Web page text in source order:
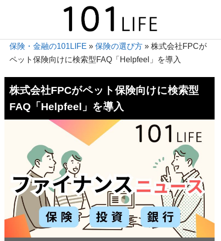
保険・金融の101LIFE » 保険の選び方» 株式会社FPCが
ペット保険向けに検索型FAQ「Helpfeel」を導入
株式会社FPCがペット保険向けに検索型
FAQ「Helpfeel」を導入